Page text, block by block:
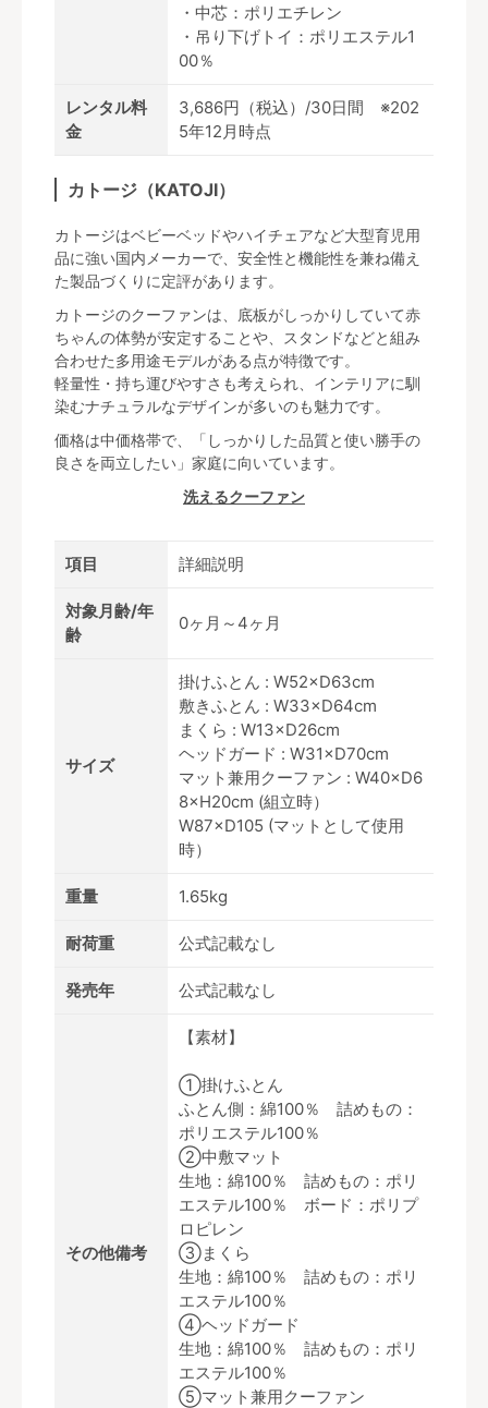
・中芯：ポリエチレン
・吊り下げトイ：ポリエステル1
00％
レンタル料
金
3,686円（税込）/30日間 ※202
5年12月時点
カトージ（KATOJI）
カトージはベビーベッドやハイチェアなど大型育児用
品に強い国内メーカーで、安全性と機能性を兼ね備え
た製品づくりに定評があります。
カトージのクーファンは、底板がしっかりしていて赤
ちゃんの体勢が安定することや、スタンドなどと組み
合わせた多用途モデルがある点が特徴です。
軽量性・持ち運びやすさも考えられ、インテリアに馴
染むナチュラルなデザインが多いのも魅力です。
価格は中価格帯で、「しっかりした品質と使い勝手の
良さを両立したい」家庭に向いています。
洗えるクーファン
項目 詳細説明
対象月齢/年
齢
0ヶ月～4ヶ月
サイズ
掛けふとん : W52×D63cm
敷きふとん : W33×D64cm
まくら : W13×D26cm
ヘッドガード : W31×D70cm
マット兼用クーファン : W40×D6
8×H20cm (組立時）
W87×D105 (マットとして使用
時）
重量 1.65kg
耐荷重 公式記載なし
発売年 公式記載なし
その他備考
【素材】
①掛けふとん
ふとん側：綿100％ 詰めもの：
ポリエステル100％
②中敷マット
生地：綿100％ 詰めもの：ポリ
エステル100％ ボード：ポリプ
ロピレン
③まくら
生地：綿100％ 詰めもの：ポリ
エステル100％
④ヘッドガード
生地：綿100％ 詰めもの：ポリ
エステル100％
⑤マット兼用クーファン